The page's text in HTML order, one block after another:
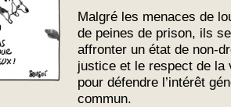
Malgré les menaces de
de peines de prison, ils
affronter un état de non-
justice et le respect de la
pour défendre l’intérêt
commun.